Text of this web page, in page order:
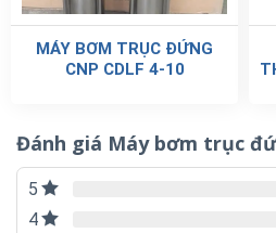
MÁY BƠM TRỤC ĐỨNG
CNP CDLF 4-10
Đánh giá Máy bơm trục
5
4